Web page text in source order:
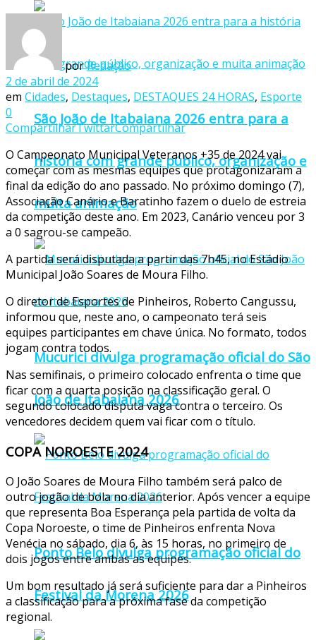
São João de Itabaiana 2026 entra para a
história com grande público, organização e
muita animação
Mucurici divulga programação oficial do São
João de Itabaiana 2026
Ponto Belo divulga programação oficial do
Festival da Morena 2026
porRedação
2 de abril de 2024
em Cidades, Destaques, DESTAQUES 24 HORAS, Esporte
0
CompartilharTwittarCompartilhar
O Campeonato Municipal Veteranos +35 de 2024 vai
começar com as mesmas equipes que protagonizaram a
final da edição do ano passado. No próximo domingo (7),
Associação Canário e Baratinho fazem o duelo de estreia
da competição deste ano. Em 2023, Canário venceu por 3
a 0 sagrou-se campeão.
A partida será disputada a partir das 7h45, no Estádio
Municipal João Soares de Moura Filho.
O diretor de Esportes de Pinheiros, Roberto Cangussu,
informou que, neste ano, o campeonato terá seis
equipes participantes em chave única. No formato, todos
jogam contra todos.
Nas semifinais, o primeiro colocado enfrenta o time que
ficar com a quarta posição na classificação geral. O
segundo colocado disputa vaga contra o terceiro. Os
vencedores decidem quem vai ficar com o título.
COPA NOROESTE 2024
O João Soares de Moura Filho também será palco de
outro jogão de bola no dia anterior. Após vencer a equipe
que representa Boa Esperança pela partida de volta da
Copa Noroeste, o time de Pinheiros enfrenta Nova
Venécia no sábado, dia 6, às 15 horas, no primeiro de
dois jogos entre ambas as equipes.
Um bom resultado já será suficiente para dar a Pinheiros
a classificação para a próxima fase da competição
regional.